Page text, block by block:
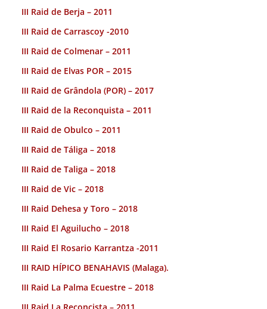
III Raid de Berja – 2011
III Raid de Carrascoy -2010
III Raid de Colmenar – 2011
III Raid de Elvas POR – 2015
III Raid de Grândola (POR) – 2017
III Raid de la Reconquista – 2011
III Raid de Obulco – 2011
III Raid de Táliga – 2018
III Raid de Taliga – 2018
III Raid de Vic – 2018
III Raid Dehesa y Toro – 2018
III Raid El Aguilucho – 2018
III Raid El Rosario Karrantza -2011
III RAID HÍPICO BENAHAVIS (Malaga).
III Raid La Palma Ecuestre – 2018